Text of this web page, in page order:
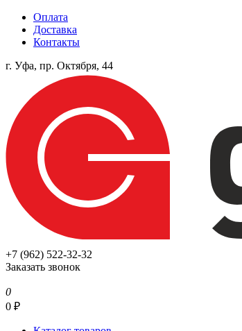
Оплата
Доставка
Контакты
г. Уфа, пр. Октября, 44
+7 (962) 522-32-32
Заказать звонок
0
0 ₽